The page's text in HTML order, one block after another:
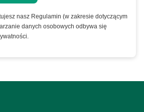
nasz Regulamin (w zakresie dotyczącym
danych osobowych odbywa się